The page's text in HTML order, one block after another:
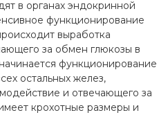
в органах эндокринной
функционирование
выработка
за обмен глюкозы в
функционирование
остальных желез,
и отвечающего за
крохотные размеры и